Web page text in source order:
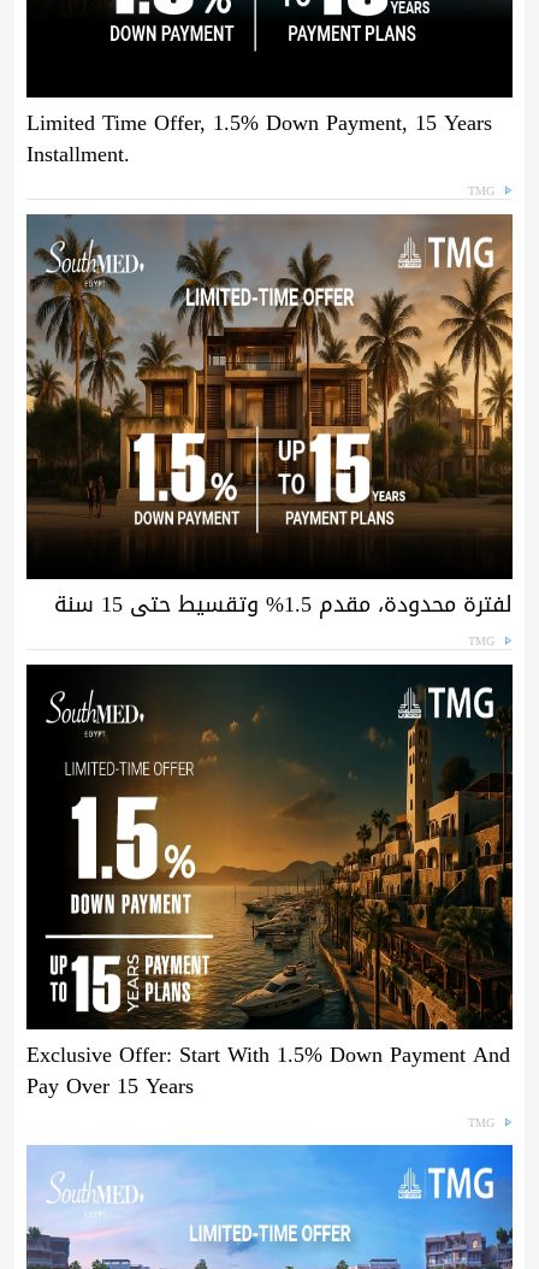
Limited Time Offer, 1.5% Down Payment, 15 Years
Installment.
TMG
لفترة محدودة، مقدم 1.5% وتقسيط حتى 15 سنة
TMG
Exclusive Offer: Start With 1.5% Down Payment And
Pay Over 15 Years
TMG